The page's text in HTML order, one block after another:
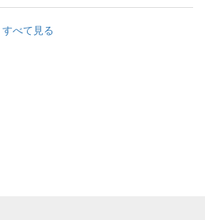
すべて見る